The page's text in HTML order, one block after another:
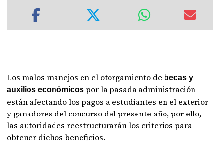
Los malos manejos en el otorgamiento de becas y
auxilios económicos por la pasada administración
están afectando los pagos a estudiantes en el exterior
y ganadores del concurso del presente año, por ello,
las autoridades reestructurarán los criterios para
obtener dichos beneficios.